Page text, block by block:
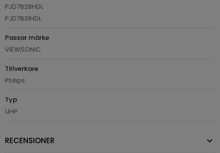
PJD7828HDL
PJD7831HDL
Passar märke
VIEWSONIC
Tillverkare
Philips
Typ
UHP
RECENSIONER